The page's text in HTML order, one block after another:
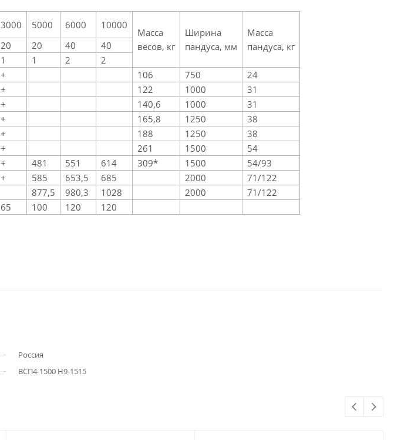
3000 5000 6000 10000
Масса
весов, кг
Ширина
пандуса, мм
Масса
пандуса, кг
20 20 40
40
1 1 2
2
+ 106 750
24
+ 122 1000
31
+ 140,6 1000
31
+ 165,8 1250
38
+ 188 1250
38
+ 261 1500
54
+ 481 551 614 309* 1500
54/93
+ 585 653,5 685 2000
71/122
877,5 980,3 1028 2000
71/122
65 100 120
120
Россия
ВСП4-1500 Н9-1515